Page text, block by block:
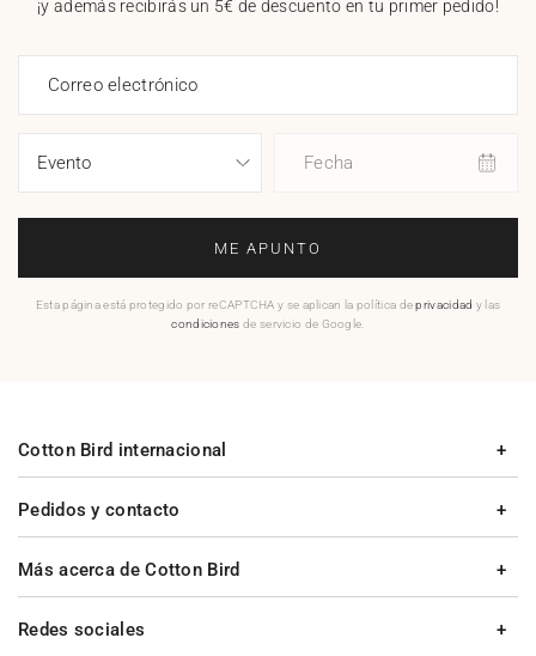
¡y además recibirás un 5€ de descuento en tu primer pedido!
Correo electrónico
Fecha
ME APUNTO
Esta página está protegido por reCAPTCHA y se aplican la política deprivacidad y las
condiciones de servicio de Google.
Pedidos y contacto
Más acerca de Cotton Bird
Cotton Bird internacional
Redes sociales